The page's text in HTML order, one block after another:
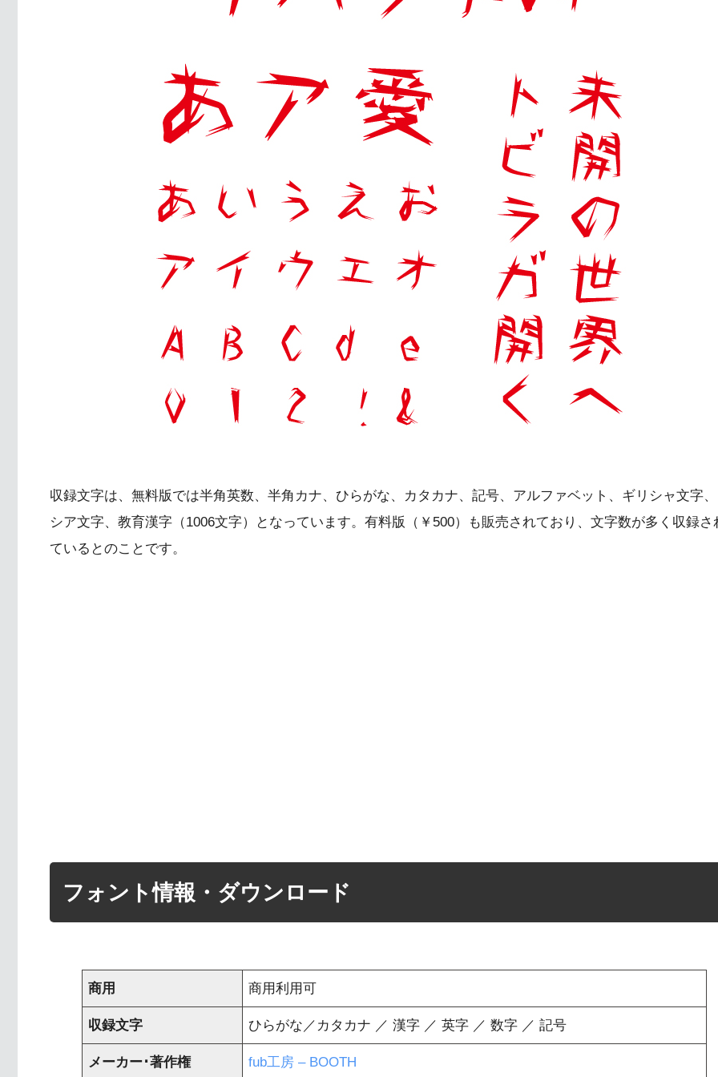
収録文字は、無料版では半角英数、半角カナ、ひらがな、カタカナ、記号、アルファベット、ギリシャ文字
シア文字、教育漢字（1006文字）となっています。有料版（￥500）も販売されており、文字数が多く収録さ
ているとのことです。
フォント情報・ダウンロード
商用 商用利用可
収録文字 ひらがな／カタカナ ／ 漢字 ／ 英字 ／ 数字 ／ 記号
メーカー･著作権 fub工房 – BOOTH